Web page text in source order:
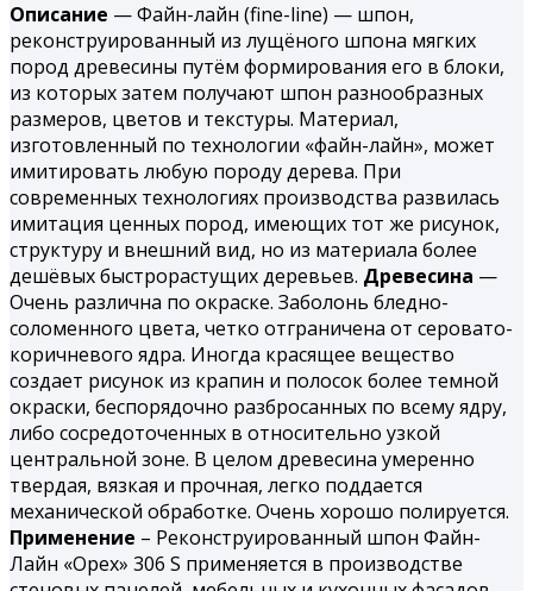
Описание — Файн-лайн (fine-line) — шпон,
реконструированный из лущёного шпона мягких
пород древесины путём формирования его в блоки,
из которых затем получают шпон разнообразных
размеров, цветов и текстуры. Материал,
изготовленный по технологии «файн-лайн», может
имитировать любую породу дерева. При
современных технологиях производства развилась
имитация ценных пород, имеющих тот же рисунок,
структуру и внешний вид, но из материала более
дешёвых быстрорастущих деревьев. Древесина —
Очень различна по окраске. Заболонь бледно-
соломенного цвета, четко отграничена от серовато-
коричневого ядра. Иногда красящее вещество
создает рисунок из крапин и полосок более темной
окраски, беспорядочно разбросанных по всему ядру,
либо сосредоточенных в относительно узкой
центральной зоне. В целом древесина умеренно
твердая, вязкая и проч­ная, легко поддается
механической обработке. Очень хорошо поли­руется.
Применение – Реконструированный шпон Файн-
Лайн «Орех» 306 S применяется в производстве